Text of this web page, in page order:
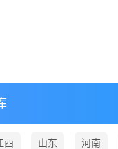
西 山东 河南